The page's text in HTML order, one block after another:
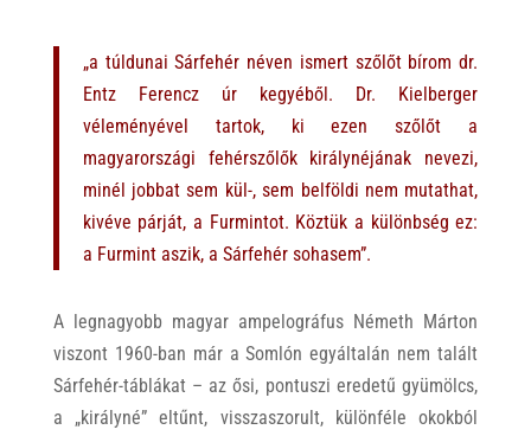
„a túldunai Sárfehér néven ismert szőlőt bírom dr.
Entz Ferencz úr kegyéből. Dr. Kielberger
véleményével tartok, ki ezen szőlőt a
magyarországi fehérszőlők királynéjának nevezi,
minél jobbat sem kül-, sem belföldi nem mutathat,
kivéve párját, a Furmintot. Köztük a különbség ez:
a Furmint aszik, a Sárfehér sohasem”.
A legnagyobb magyar ampelográfus Németh Márton
viszont 1960-ban már a Somlón egyáltalán nem talált
Sárfehér-táblákat – az ősi, pontuszi eredetű gyümölcs,
a „királyné” eltűnt, visszaszorult, különféle okokból